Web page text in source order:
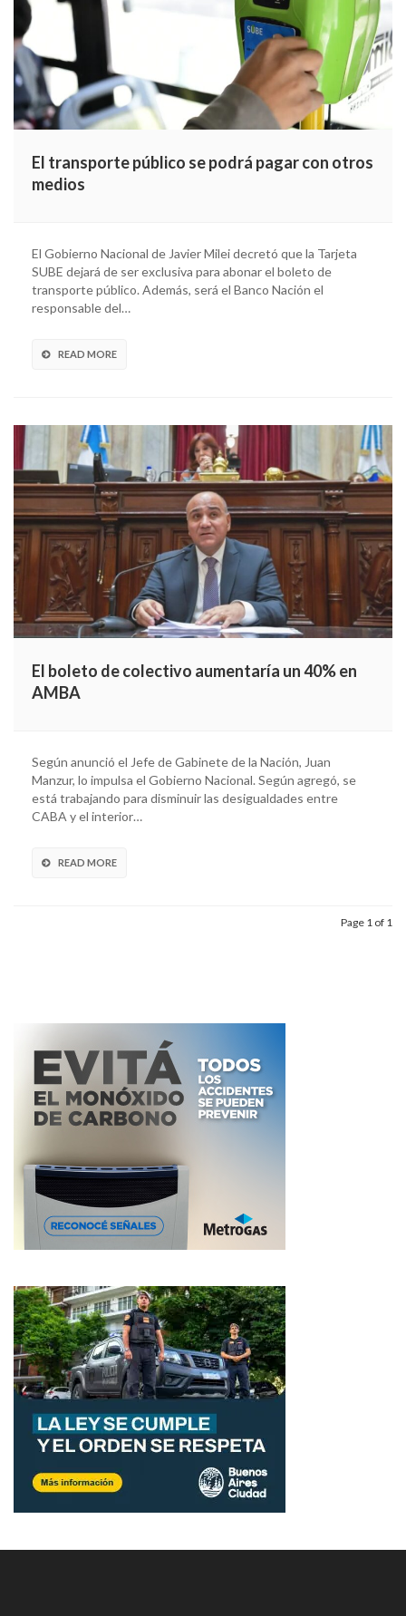
El transporte público se podrá pagar con otros
medios
El Gobierno Nacional de Javier Milei decretó que la Tarjeta
SUBE dejará de ser exclusiva para abonar el boleto de
transporte público. Además, será el Banco Nación el
responsable del…
READ MORE
El boleto de colectivo aumentaría un 40% en
AMBA
Según anunció el Jefe de Gabinete de la Nación, Juan
Manzur, lo impulsa el Gobierno Nacional. Según agregó, se
está trabajando para disminuir las desigualdades entre
CABA y el interior…
READ MORE
Page 1 of 1